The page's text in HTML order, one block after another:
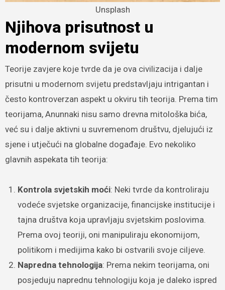
Unsplash
Njihova prisutnost u
modernom svijetu
Teorije zavjere koje tvrde da je ova civilizacija i dalje
prisutni u modernom svijetu predstavljaju intrigantan i
često kontroverzan aspekt u okviru tih teorija. Prema tim
teorijama, Anunnaki nisu samo drevna mitološka bića,
već su i dalje aktivni u suvremenom društvu, djelujući iz
sjene i utječući na globalne događaje. Evo nekoliko
glavnih aspekata tih teorija:
Kontrola svjetskih moći: Neki tvrde da kontroliraju
vodeće svjetske organizacije, financijske institucije i
tajna društva koja upravljaju svjetskim poslovima.
Prema ovoj teoriji, oni manipuliraju ekonomijom,
politikom i medijima kako bi ostvarili svoje ciljeve.
Napredna tehnologija: Prema nekim teorijama, oni
posjeduju naprednu tehnologiju koja je daleko ispred